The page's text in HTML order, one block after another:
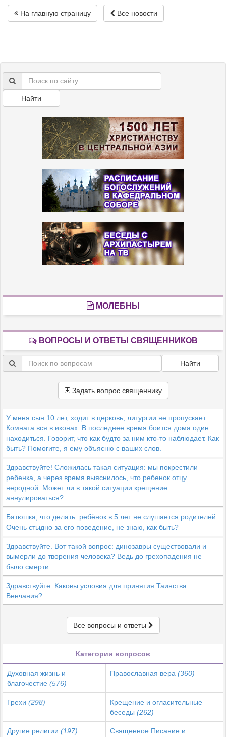
На главную страницу Все новости
Найти
МОЛЕБНЫ
ВОПРОСЫ И ОТВЕТЫ СВЯЩЕННИКОВ
Найти
Задать вопрос священнику
У меня сын 10 лет, ходит в церковь, литургии не пропускает.
Комната вся в иконах. В последнее время боится дома один
находиться. Говорит, что как будто за ним кто-то наблюдает. Как
быть? Помогите, я ему объясню с ваших слов.
Здравствуйте! Сложилась такая ситуация: мы покрестили
ребенка, а через время выяснилось, что ребенок отцу
неродной. Может ли в такой ситуации крещение
аннулироваться?
Батюшка, что делать: ребёнок в 5 лет не слушается родителей.
Очень стыдно за его поведение, не знаю, как быть?
Здравствуйте. Вот такой вопрос: динозавры существовали и
вымерли до творения человека? Ведь до грехопадения не
было смерти.
Здравствуйте. Каковы условия для принятия Таинства
Венчания?
Все вопросы и ответы
Категории вопросов
Духовная жизнь и
благочестие (576)
Православная вера (360)
Грехи (298)
Крещение и огласительные
беседы (262)
Другие религии (197) Священное Писание и